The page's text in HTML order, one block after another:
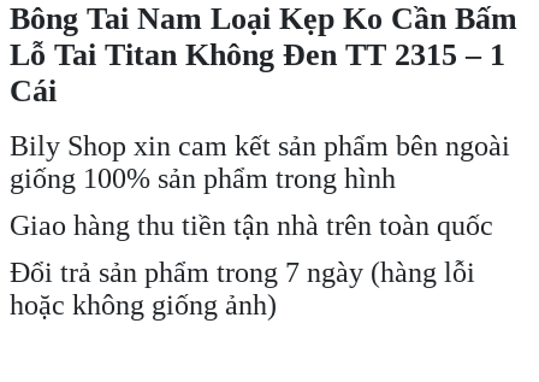
Bông Tai Nam Loại Kẹp Ko Cần Bấm
Lỗ Tai Titan Không Đen TT 2315 – 1
Cái
Bily Shop xin cam kết sản phẩm bên ngoài
giống 100% sản phẩm trong hình
Giao hàng thu tiền tận nhà trên toàn quốc
Đổi trả sản phẩm trong 7 ngày (hàng lỗi
hoặc không giống ảnh)